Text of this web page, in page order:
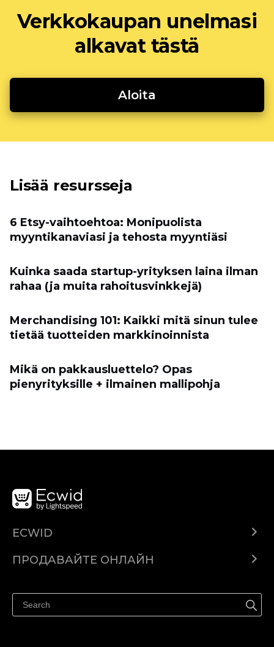
Verkkokaupan unelmasi
alkavat tästä
Aloita
Lisää resursseja
6 Etsy-vaihtoehtoa: Monipuolista
myyntikanaviasi ja tehosta myyntiäsi
Kuinka saada startup-yrityksen laina ilman
rahaa (ja muita rahoitusvinkkejä)
Merchandising 101: Kaikki mitä sinun tulee
tietää tuotteiden markkinoinnista
Mikä on pakkausluettelo? Opas
pienyrityksille + ilmainen mallipohja
ECWID
Помощен център
ПРОДАВАЙТЕ ОНЛАЙН
Продавайте във Facebook
Продавайте в Instagram